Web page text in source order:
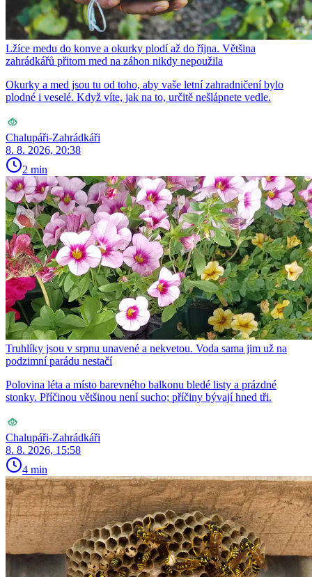
Lžíce medu do konve a okurky plodí až do října. Většina
zahrádkářů přitom med na záhon nikdy nepoužila
Okurky a med jsou tu od toho, aby vaše letní zahradničení bylo
plodné i veselé. Když víte, jak na to, určitě nešlápnete vedle.
Chalupáři-Zahrádkáři
8. 8. 2026, 20:38
2 min
Truhlíky jsou v srpnu unavené a nekvetou. Voda sama jim už na
podzimní parádu nestačí
Polovina léta a místo barevného balkonu bledé listy a prázdné
stonky. Příčinou většinou není sucho; příčiny bývají hned tři.
Chalupáři-Zahrádkáři
8. 8. 2026, 15:58
4 min